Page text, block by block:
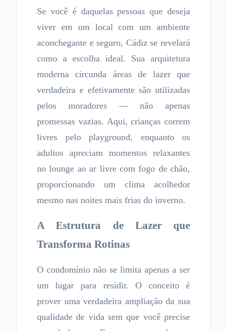
Se você é daquelas pessoas que deseja
viver em um local com um ambiente
aconchegante e seguro, Cádiz se revelará
como a escolha ideal. Sua arquitetura
moderna circunda áreas de lazer que
verdadeira e efetivamente são utilizadas
pelos moradores — não apenas
promessas vazias. Aqui, crianças correm
livres pelo playground, enquanto os
adultos apreciam momentos relaxantes
no lounge ao ar livre com fogo de chão,
proporcionando um clima acolhedor
mesmo nas noites mais frias do inverno.
A Estrutura de Lazer que
Transforma Rotinas
O condomínio não se limita apenas a ser
um lugar para residir. O conceito é
prover uma verdadeira ampliação da sua
qualidade de vida sem que você precise